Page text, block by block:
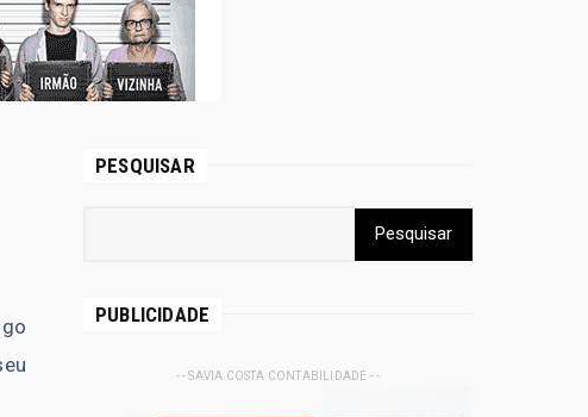
PESQUISAR
PUBLICIDADE
- - SAVIA COSTA CONTABILIDADE - -